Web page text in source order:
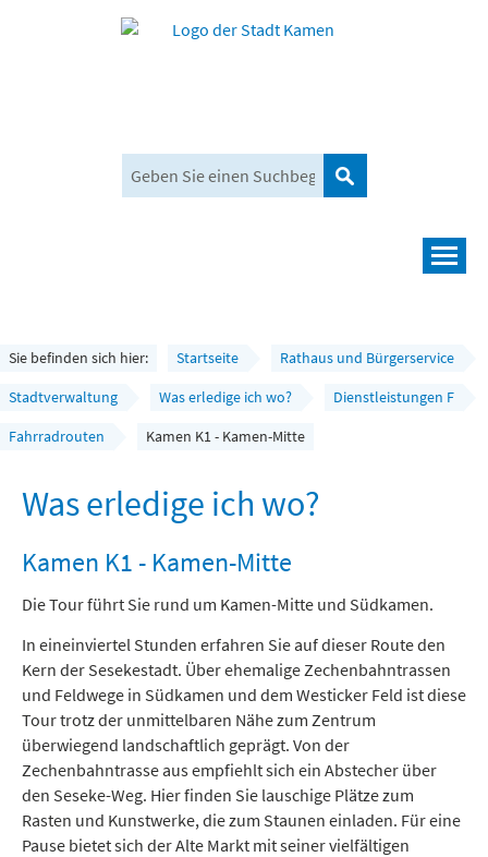
Suchen
Rathaus und Bürgerservice
Wirtschaft und Planen
Umwelt, Klima und Mobilität
Freizeit und Tourismus
Sie befinden sich hier: Startseite
Rathaus und Bürgerservice
Stadtverwaltung
Was erledige ich wo?
Dienstleistungen F
Fahrradrouten
Kamen K1 - Kamen-Mitte
Was erledige ich wo?
Kamen K1 - Kamen-Mitte
Die Tour führt Sie rund um Kamen-Mitte und Südkamen.
In eineinviertel Stunden erfahren Sie auf dieser Route den
Kern der Sesekestadt. Über ehemalige Zechenbahntrassen
und Feldwege in Südkamen und dem Westicker Feld ist diese
Tour trotz der unmittelbaren Nähe zum Zentrum
überwiegend landschaftlich geprägt. Von der
Zechenbahntrasse aus empfiehlt sich ein Abstecher über
den Seseke-Weg. Hier finden Sie lauschige Plätze zum
Rasten und Kunstwerke, die zum Staunen einladen. Für eine
Pause bietet sich der Alte Markt mit seiner vielfältigen